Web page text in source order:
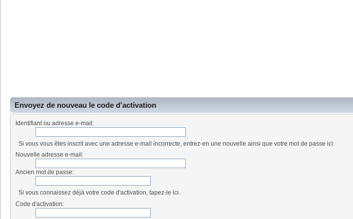
Envoyez de nouveau le code d'activation
Identifiant ou adresse e-mail:
Si vous vous êtes inscrit avec une adresse e-mail incorrecte, entrez-en une nouvelle ainsi que votre mot de passe ici.
Nouvelle adresse e-mail:
Ancien mot de passe:
Si vous connaissez déjà votre code d'activation, tapez-le ici.
Code d'activation: